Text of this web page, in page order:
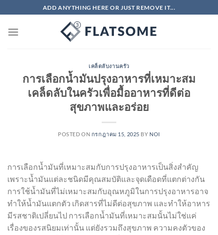
ไป
ADD ANYTHING HERE OR JUST REMOVE IT...
เคล็ดลับงานครัว
การเลือกน้ำมันปรุงอาหารที่เหมาะสม
เคล็ดลับในครัวเพื่อมื้ออาหารที่ดีต่อ
สุขภาพและอร่อย
POSTED ON กรกฎาคม 15, 2025 BY NOI
การเลือกน้ำมันที่เหมาะสมกับการปรุงอาหารเป็นสิ่งสำคัญ
เพราะน้ำมันแต่ละชนิดมีคุณสมบัติและจุดเดือดที่แตกต่างกัน
การใช้น้ำมันที่ไม่เหมาะสมกับอุณหภูมิในการปรุงอาหารอาจ
ทำให้น้ำมันแตกตัว เกิดสารที่ไม่ดีต่อสุขภาพ และทำให้อาหาร
มีรสชาติเปลี่ยนไป การเลือกน้ำมันที่เหมาะสมนั้นไม่ใช่แค่
เรื่องของรสนิยมเท่านั้น แต่ยังรวมถึงสุขภาพ ความคงตัวของ